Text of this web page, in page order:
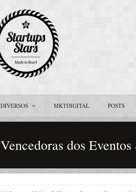
DIVERSOS MKTDIGITAL POSTS
Vencedoras dos